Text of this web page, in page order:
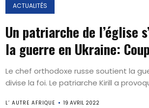
ACTUALITÉS
Un patriarche de l’église
la guerre en Ukraine:
Le chef orthodoxe russe soutient la
divise la foi. Le patriarche Kirill a
L’ AUTRE AFRIQUE 19 AVRIL 2022